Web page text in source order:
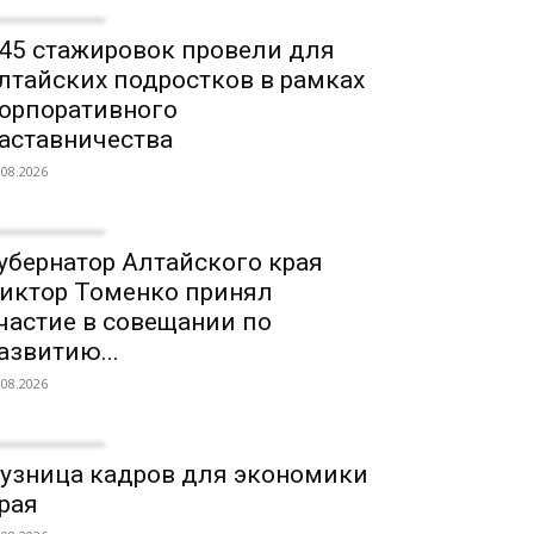
стажировок провели для
подростков в рамках
Алтайского края
Томенко принял
в совещании по
кадров для экономики